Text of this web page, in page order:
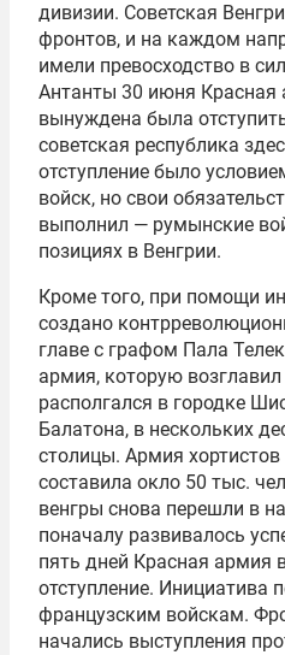
дивизии. Советская
фронтов, и на каждом
имели превосходство в
Антанты 30 июня Красная
вынуждена была
советская республика
отступление было
войск, но свои
выполнил — румынские
позициях в Венгрии.
Кроме того, при помощи
создано
главе с графом Пала
армия, которую
располгался в городке
Балатона, в нескольких
столицы. Армия
составила окло 50 тыс.
венгры снова перешли в
поначалу развивалось
пять дней Красная армия
отступление. Инициатива
французским войскам.
начались выступления